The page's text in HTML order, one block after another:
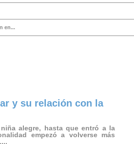
en...
y su relación con la
alegre, hasta que entró a la
empezó a volverse más